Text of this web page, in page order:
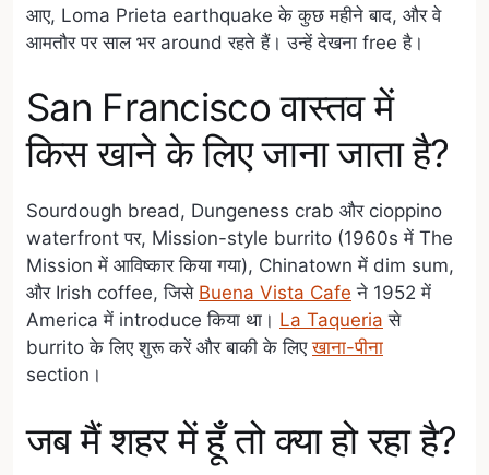
आए, Loma Prieta earthquake के कुछ महीने बाद, और वे
आमतौर पर साल भर around रहते हैं। उन्हें देखना free है।
San Francisco वास्तव में
किस खाने के लिए जाना जाता है?
Sourdough bread, Dungeness crab और cioppino
waterfront पर, Mission-style burrito (1960s में The
Mission में आविष्कार किया गया), Chinatown में dim sum,
और Irish coffee, जिसे Buena Vista Cafe ने 1952 में
America में introduce किया था। La Taqueria से
burrito के लिए शुरू करें और बाकी के लिएखाना-पीना
section।
जब मैं शहर में हूँ तो क्या हो रहा है?